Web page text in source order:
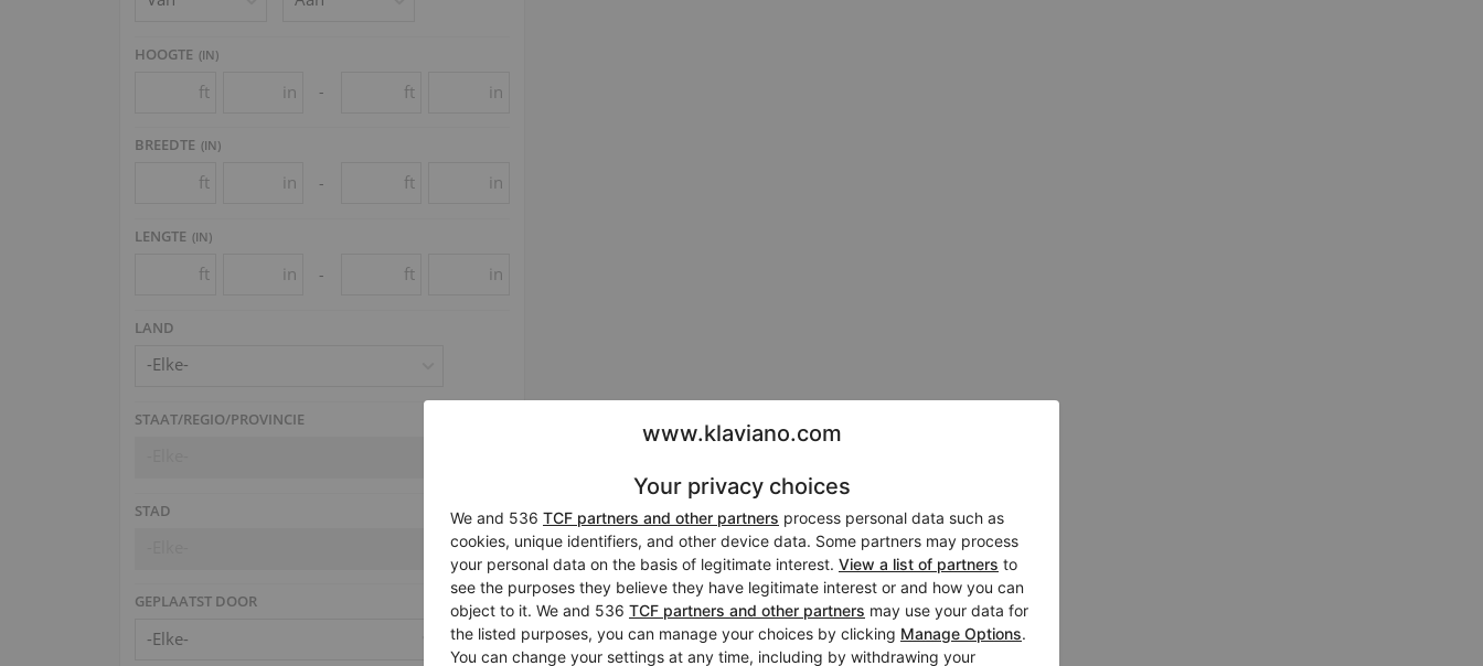
HOOGTE (IN)
ft in - ft in
BREEDTE (IN)
ft in - ft in
LENGTE (IN)
ft in - ft in
LAND
-Elke-
STAAT/REGIO/PROVINCIE
STAD
GEPLAATST DOOR